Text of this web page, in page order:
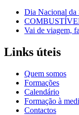
Dia Nacional da
Vai de viagem,
Links úteis
Quem somos
Formações
Calendário
Formação à
Contactos